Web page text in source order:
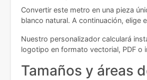
Convertir este metro en una pieza
blanco natural. A continuación, elige
Nuestro personalizador calculará
logotipo en formato vectorial, PDF o
Tamaños y áreas